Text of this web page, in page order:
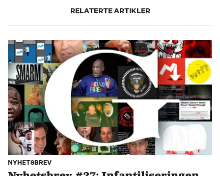
RELATERTE ARTIKLER
NYHETSBREV